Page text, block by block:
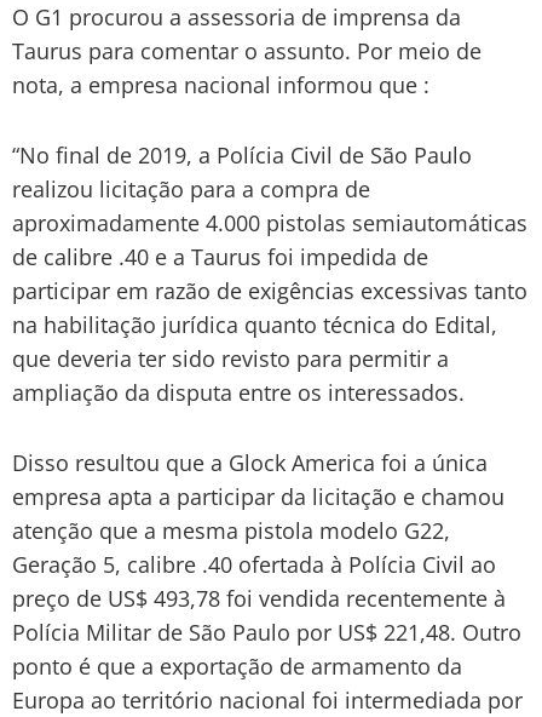
O G1 procurou a assessoria de imprensa da
Taurus para comentar o assunto. Por meio de
nota, a empresa nacional informou que :
“No final de 2019, a Polícia Civil de São Paulo
realizou licitação para a compra de
aproximadamente 4.000 pistolas semiautomáticas
de calibre .40 e a Taurus foi impedida de
participar em razão de exigências excessivas tanto
na habilitação jurídica quanto técnica do Edital,
que deveria ter sido revisto para permitir a
ampliação da disputa entre os interessados.
Disso resultou que a Glock America foi a única
empresa apta a participar da licitação e chamou
atenção que a mesma pistola modelo G22,
Geração 5, calibre .40 ofertada à Polícia Civil ao
preço de US$ 493,78 foi vendida recentemente à
Polícia Militar de São Paulo por US$ 221,48. Outro
ponto é que a exportação de armamento da
Europa ao território nacional foi intermediada por